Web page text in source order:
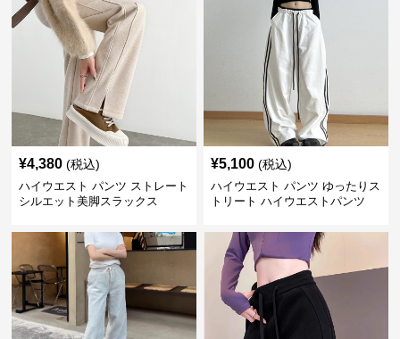
¥4,380 (税込)
ハイウエスト パンツ ストレート
シルエット美脚スラックス
¥5,100 (税込)
ハイウエスト パンツ ゆったりス
トリート ハイウエストパンツ